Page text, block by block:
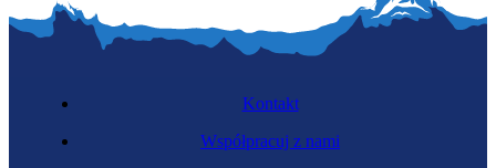
Kontakt
Współpracuj z nami